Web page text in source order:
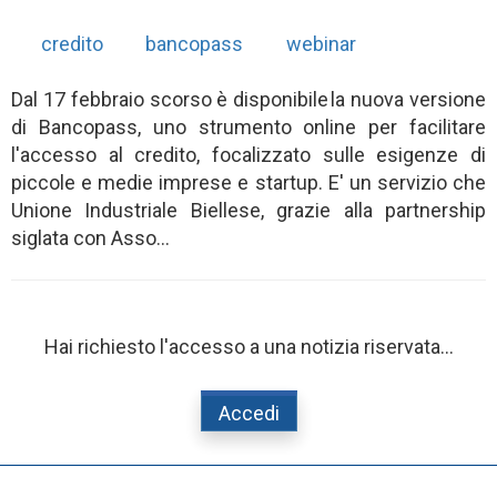
credito bancopass webinar
Dal 17 febbraio scorso è disponibile la nuova versione
di Bancopass, uno strumento online per facilitare
l'accesso al credito, focalizzato sulle esigenze di
piccole e medie imprese e startup. E' un servizio che
Unione Industriale Biellese, grazie alla partnership
siglata con Asso...
Hai richiesto l'accesso a una notizia riservata...
Accedi